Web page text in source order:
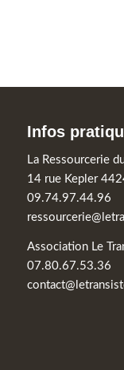
Infos
La Ressourcerie
14 rue Kepler
09.74.97.44.96
Association Le
07.80.67.53.36